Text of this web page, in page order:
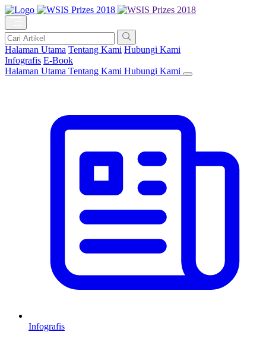
Halaman Utama Tentang Kami Hubungi Kami
Infografis E-Book
Halaman Utama Tentang Kami Hubungi Kami
Infografis